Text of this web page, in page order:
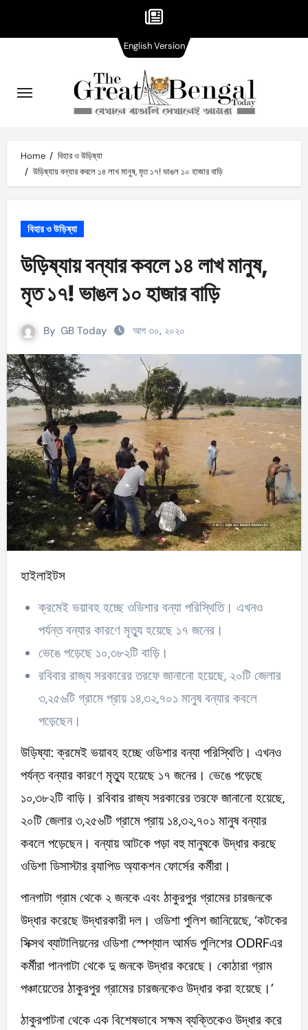
content
Home
বিহার ও উড়িষ্যা
উড়িষ্যায় বন্যার কবলে ১৪ লাখ মানুষ, মৃত ১৭! ভাঙল ১০ হাজার বাড়ি
বিহার ও উড়িষ্যা
উড়িষ্যায় বন্যার কবলে ১৪ লাখ মানুষ,
মৃত ১৭! ভাঙল ১০ হাজার বাড়ি
By GB Today আগ ৩০, ২০২০
হাইলাইটস
ক্রমেই ভয়াবহ হচ্ছে ওডিশার বন্যা পরিস্থিতি। এখনও
পর্যন্ত বন্যার কারণে মৃত্যু হয়েছে ১৭ জনের।
ভেঙে পড়েছে ১০,৩৮২টি বাড়ি।
রবিবার রাজ্য সরকারের তরফে জানানো হয়েছে, ২০টি জেলার
৩,২৫৬টি গ্রামে প্রায় ১৪,৩২,৭০১ মানুষ বন্যার কবলে
পড়েছেন।
উড়িষ্যা: ক্রমেই ভয়াবহ হচ্ছে ওডিশার বন্যা পরিস্থিতি। এখনও
পর্যন্ত বন্যার কারণে মৃত্যু হয়েছে ১৭ জনের। ভেঙে পড়েছে
১০,৩৮২টি বাড়ি। রবিবার রাজ্য সরকারের তরফে জানানো হয়েছে,
২০টি জেলার ৩,২৫৬টি গ্রামে প্রায় ১৪,৩২,৭০১ মানুষ বন্যার
কবলে পড়েছেন। বন্যায় আটকে পড়া বহু মানুষকে উদ্ধার করছে
ওডিশা ডিসাস্টার র‌্যাপিড অ্যাকশন ফোর্সের কর্মীরা।
পানগাটা গ্রাম থেকে ২ জনকে এবং ঠাকুরপুর গ্রামের চারজনকে
উদ্ধার করেছে উদ্ধারকারী দল। ওডিশা পুলিশ জানিয়েছে, ‘কটকের
সিক্সথ ব্যাটালিয়নের ওডিশা স্পেশ্যাল আর্মড পুলিশের ODRFএর
কর্মীরা পানগাটা থেকে দু জনকে উদ্ধার করেছে। কোঠারা গ্রাম
পঞ্চায়েতের ঠাকুরপুর গ্রামের চারজনকেও উদ্ধার করা হয়েছে।’
ঠাকুরপাটনা থেকে এক বিশেষভাবে সক্ষম ব্যক্তিকেও উদ্ধার করে
English VersionVersion